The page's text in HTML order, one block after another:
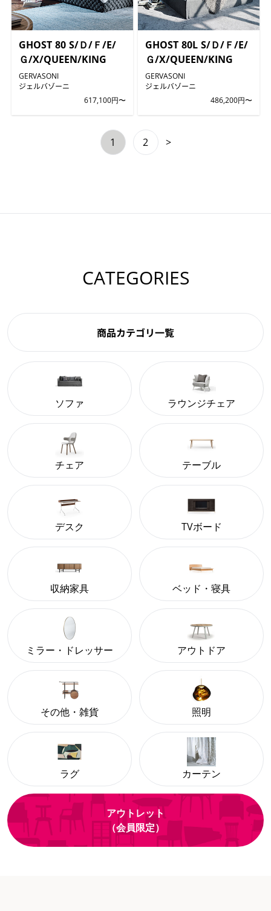
GHOST 80 S/Ｄ/Ｆ/E/
Ｇ/X/QUEEN/KING
GERVASONI
ジェルバゾーニ
617,100円〜
GHOST 80L S/Ｄ/Ｆ/E/
Ｇ/X/QUEEN/KING
GERVASONI
ジェルバゾーニ
486,200円〜
1 2 >
CATEGORIES
商品カテゴリ一覧
ソファ ラウンジチェア
チェア テーブル
デスク TVボード
収納家具 ベッド・寝具
ミラー・ドレッサー アウトドア
その他・雑貨 照明
ラグ カーテン
アウトレット
（会員限定）